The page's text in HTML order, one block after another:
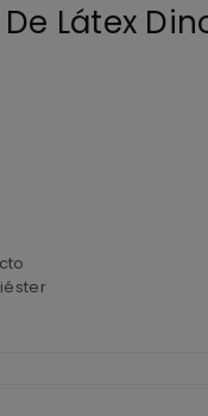
Látex